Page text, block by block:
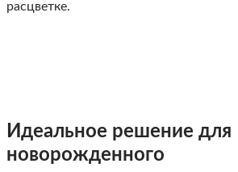
расцветке.
Идеальное решение для
новорожденного